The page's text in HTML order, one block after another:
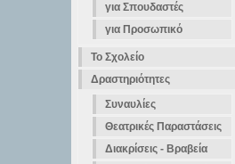
για Σπουδαστές
για Προσωπικό
Το Σχολείο
Δραστηριότητες
Συναυλίες
Θεατρικές Παραστάσεις
Διακρίσεις - Βραβεία